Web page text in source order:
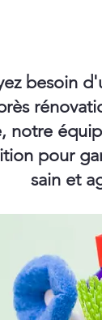
besoin
notre
pour
sain et